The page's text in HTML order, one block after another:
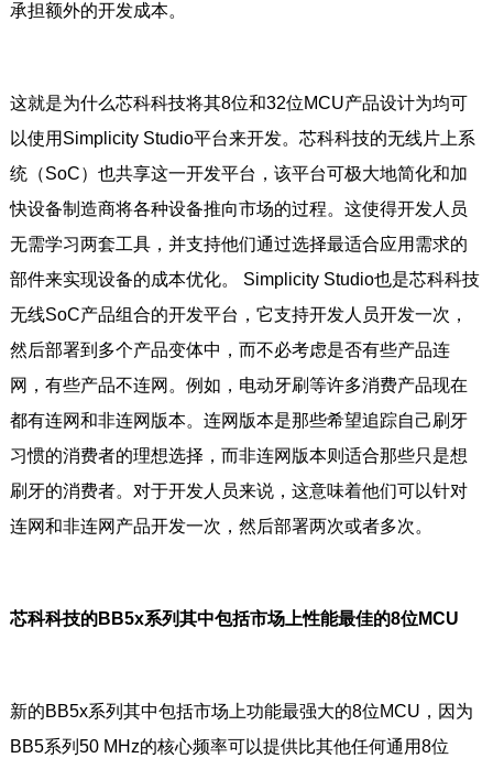
承担额外的开发成本。
这就是为什么芯科科技将其8位和32位MCU产品设计为均可
以使用Simplicity Studio平台来开发。芯科科技的无线片上系
统（SoC）也共享这一开发平台，该平台可极大地简化和加
快设备制造商将各种设备推向市场的过程。这使得开发人员
无需学习两套工具，并支持他们通过选择最适合应用需求的
部件来实现设备的成本优化。 Simplicity Studio也是芯科科技
无线SoC产品组合的开发平台，它支持开发人员开发一次，
然后部署到多个产品变体中，而不必考虑是否有些产品连
网，有些产品不连网。例如，电动牙刷等许多消费产品现在
都有连网和非连网版本。连网版本是那些希望追踪自己刷牙
习惯的消费者的理想选择，而非连网版本则适合那些只是想
刷牙的消费者。对于开发人员来说，这意味着他们可以针对
连网和非连网产品开发一次，然后部署两次或者多次。
芯科科技的BB5x系列其中包括市场上性能最佳的8位MCU
新的BB5x系列其中包括市场上功能最强大的8位MCU，因为
BB5系列50 MHz的核心频率可以提供比其他任何通用8位